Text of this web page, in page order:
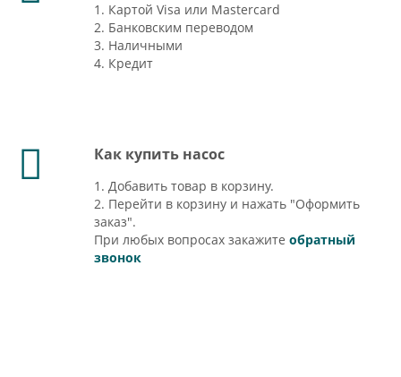
1. Картой Visa или Mastercard
2. Банковским переводом
3. Наличными
4. Кредит
Как купить насос
1. Добавить товар в корзину.
2. Перейти в корзину и нажать "Оформить
заказ".
При любых вопросах закажите обратный
звонок